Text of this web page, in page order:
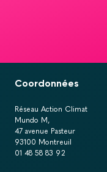
Coordonnées
Réseau Action Climat
Mundo M,
47 avenue Pasteur
93100 Montreuil
01 48 58 83 92